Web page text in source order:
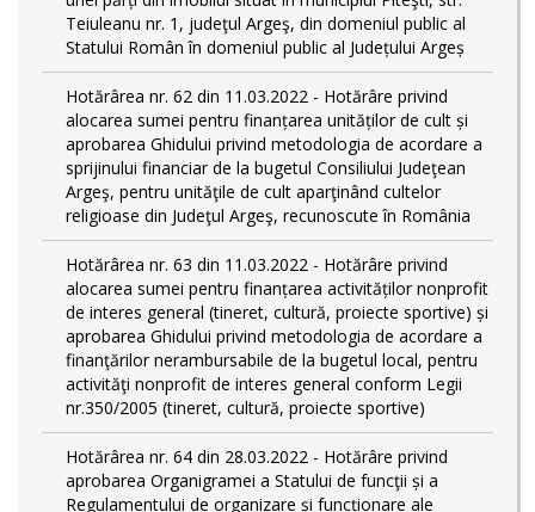
Teiuleanu nr. 1, judeţul Argeş, din domeniul public al
Statului Român în domeniul public al Județului Argeș
Hotărârea nr. 62 din 11.03.2022 - Hotărâre privind
alocarea sumei pentru finanțarea unităților de cult și
aprobarea Ghidului privind metodologia de acordare a
sprijinului financiar de la bugetul Consiliului Judeţean
Argeş, pentru unităţile de cult aparţinând cultelor
religioase din Judeţul Argeş, recunoscute în România
Hotărârea nr. 63 din 11.03.2022 - Hotărâre privind
alocarea sumei pentru finanțarea activităților nonprofit
de interes general (tineret, cultură, proiecte sportive) și
aprobarea Ghidului privind metodologia de acordare a
finanţărilor nerambursabile de la bugetul local, pentru
activităţi nonprofit de interes general conform Legii
nr.350/2005 (tineret, cultură, proiecte sportive)
Hotărârea nr. 64 din 28.03.2022 - Hotărâre privind
aprobarea Organigramei a Statului de funcţii și a
Regulamentului de organizare și funcționare ale